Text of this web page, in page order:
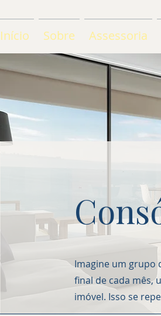
Início Sobre Assessoria
Imagine um grupo
final de cada mês,
imóvel. Isso se